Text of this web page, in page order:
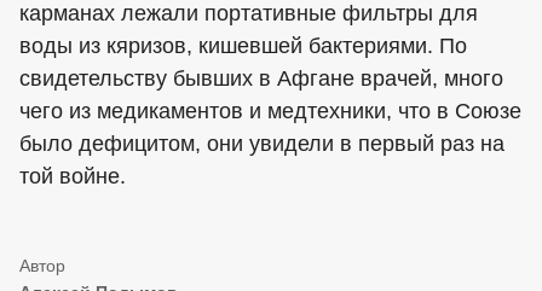
карманах лежали портативные фильтры для
воды из кяризов, кишевшей бактериями. По
свидетельству бывших в Афгане врачей, много
чего из медикаментов и медтехники, что в Союзе
было дефицитом, они увидели в первый раз на
той войне.